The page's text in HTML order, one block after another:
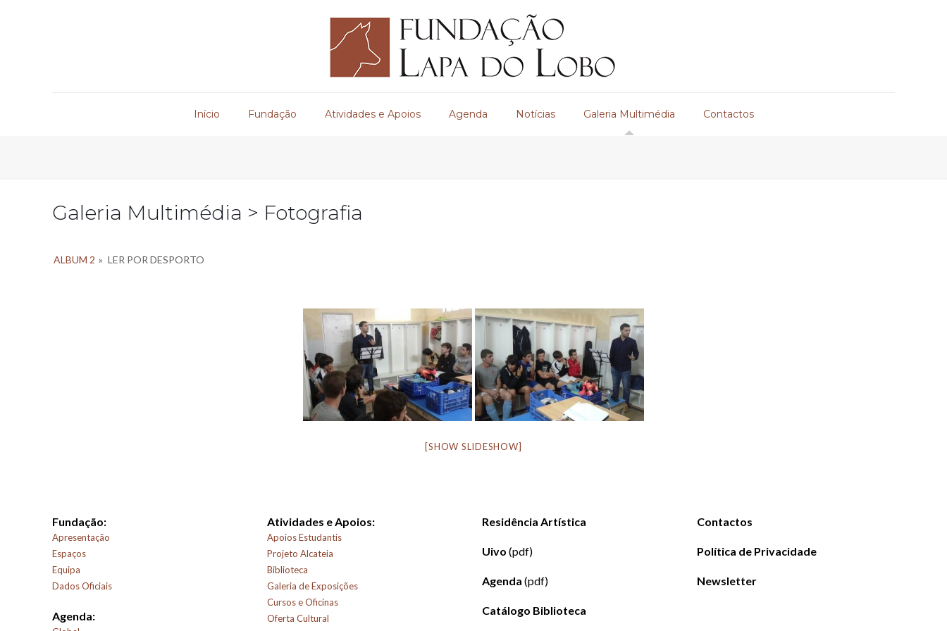
Início Fundação Atividades e Apoios Agenda Notícias Galeria Multimédia Contactos
Galeria Multimédia > Fotografia
ALBUM 2 » LER POR DESPORTO
[SHOW SLIDESHOW]
Fundação:
Apresentação
Espaços
Equipa
Dados Oficiais
Agenda:
Atividades e Apoios:
Apoios Estudantis
Projeto Alcateia
Biblioteca
Galeria de Exposições
Cursos e Oficinas
Oferta Cultural
Residência Artística
Uivo (pdf)
Agenda (pdf)
Catálogo Biblioteca
Contactos
Política de Privacidade
Newsletter